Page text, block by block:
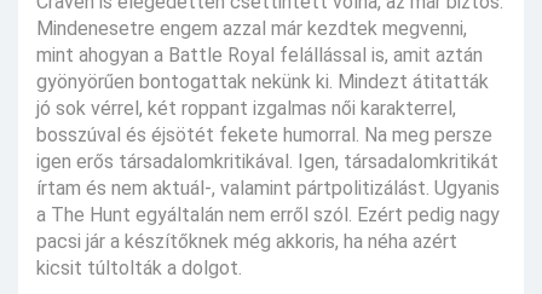
Mindenesetre engem azzal már kezdtek megvenni,
mint ahogyan a Battle Royal felállással is, amit aztán
gyönyörűen bontogattak nekünk ki. Mindezt átitatták
jó sok vérrel, két roppant izgalmas női karakterrel,
bosszúval és éjsötét fekete humorral. Na meg persze
igen erős társadalomkritikával. Igen, társadalomkritikát
írtam és nem aktuál-, valamint pártpolitizálást. Ugyanis
a The Hunt egyáltalán nem erről szól. Ezért pedig nagy
pacsi jár a készítőknek még akkoris, ha néha azért
kicsit túltolták a dolgot.